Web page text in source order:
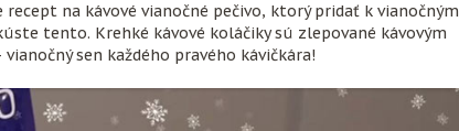
na kávové vianočné pečivo, ktorý pridať k vianočným
tento. Krehké kávové koláčiky sú zlepované kávovým
sen každého pravého kávičkára!